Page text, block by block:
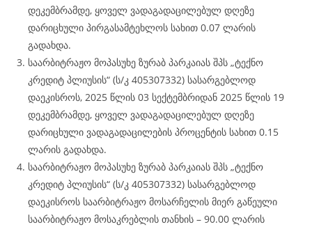
დეკემბრამდე, ყოველ ვადაგადაცილებულ დღეზე
დარიცხული პირგასამტეხლოს სახით 0.07 ლარის
გადახდა.
საარბიტრაჟო მოპასუხე ზურაბ პარკაიას შპს „ტექნო
კრედიტ პლიუსის“ (ს/კ 405307332) სასარგებლოდ
დაეკისროს, 2025 წლის 03 სექტემბრიდან 2025 წლის 19
დეკემბრამდე, ყოველ ვადაგადაცილებულ დღეზე
დარიცხული ვადაგადაცილების პროცენტის სახით 0.15
ლარის გადახდა.
საარბიტრაჟო მოპასუხე ზურაბ პარკაიას შპს „ტექნო
კრედიტ პლიუსის“ (ს/კ 405307332) სასარგებლოდ
დაეკისროს საარბიტრაჟო მოსარჩელის მიერ გაწეული
საარბიტრაჟო მოსაკრებლის თანხის – 90.00 ლარის